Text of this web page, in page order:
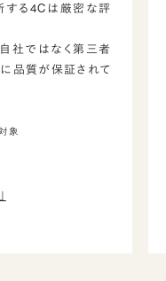
する4Cは厳密な評
社ではなく第三者
品質が保証されて
象